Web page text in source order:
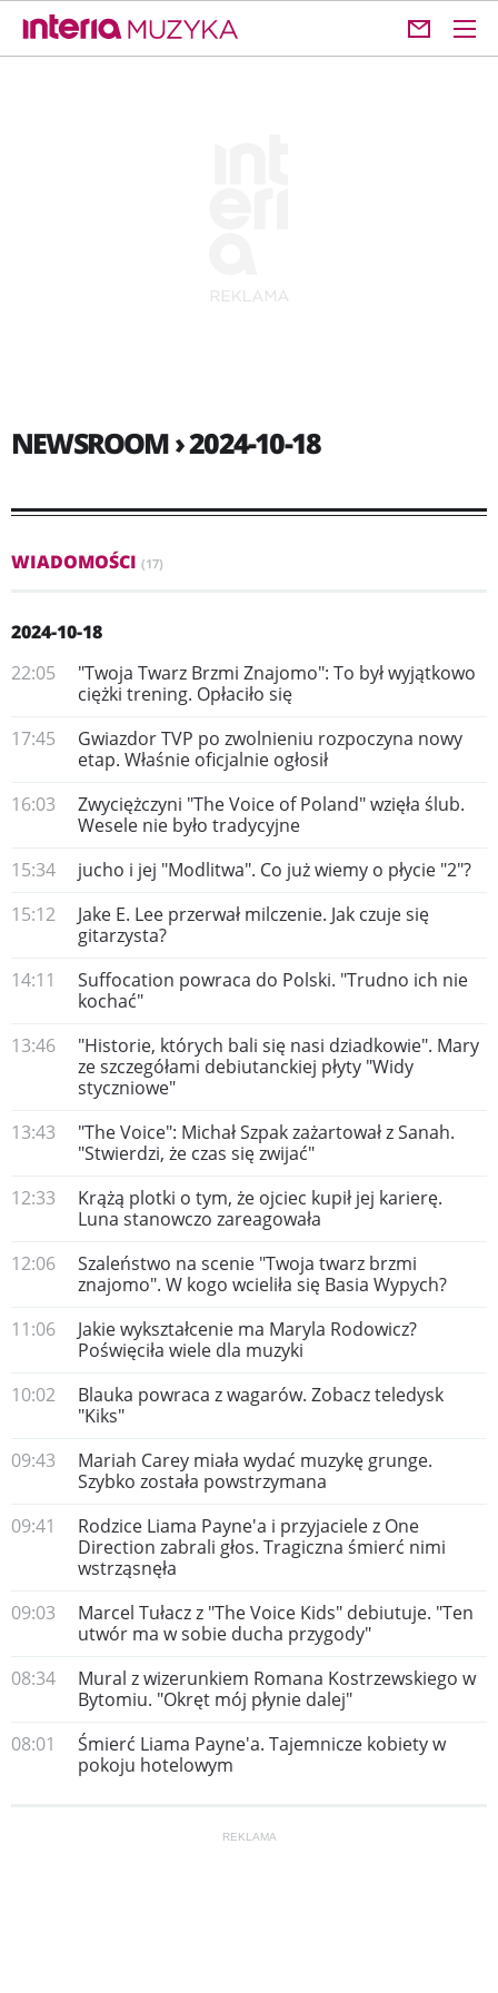
NEWSROOM › 2024-10-18
WIADOMOŚCI (17)
2024-10-18
22:05
"Twoja Twarz Brzmi Znajomo": To był wyjątkowo
ciężki trening. Opłaciło się
17:45
Gwiazdor TVP po zwolnieniu rozpoczyna nowy
etap. Właśnie oficjalnie ogłosił
16:03
Zwyciężczyni "The Voice of Poland" wzięła ślub.
Wesele nie było tradycyjne
15:34
jucho i jej "Modlitwa". Co już wiemy o płycie "2"?
15:12
Jake E. Lee przerwał milczenie. Jak czuje się
gitarzysta?
14:11
Suffocation powraca do Polski. "Trudno ich nie
kochać"
13:46
"Historie, których bali się nasi dziadkowie". Mary
ze szczegółami debiutanckiej płyty "Widy
styczniowe"
13:43
"The Voice": Michał Szpak zażartował z Sanah.
"Stwierdzi, że czas się zwijać"
12:33
Krążą plotki o tym, że ojciec kupił jej karierę.
Luna stanowczo zareagowała
12:06
Szaleństwo na scenie "Twoja twarz brzmi
znajomo". W kogo wcieliła się Basia Wypych?
11:06
Jakie wykształcenie ma Maryla Rodowicz?
Poświęciła wiele dla muzyki
10:02
Blauka powraca z wagarów. Zobacz teledysk
"Kiks"
09:43
Mariah Carey miała wydać muzykę grunge.
Szybko została powstrzymana
09:41
Rodzice Liama Payne'a i przyjaciele z One
Direction zabrali głos. Tragiczna śmierć nimi
wstrząsnęła
09:03
Marcel Tułacz z "The Voice Kids" debiutuje. "Ten
utwór ma w sobie ducha przygody"
08:34
Mural z wizerunkiem Romana Kostrzewskiego w
Bytomiu. "Okręt mój płynie dalej"
08:01
Śmierć Liama Payne'a. Tajemnicze kobiety w
pokoju hotelowym
REKLAMA